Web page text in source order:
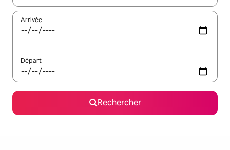
Arrivée
Départ
Rechercher